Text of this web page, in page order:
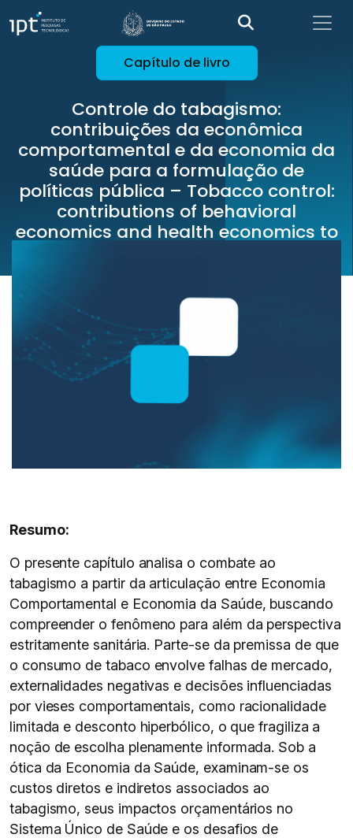
Capítulo de livro
Controle do tabagismo:
contribuições da econômica
comportamental e da economia da
saúde para a formulação de
políticas pública – Tobacco control:
contributions of behavioral
economics and health economics to
Resumo:
O presente capítulo analisa o combate ao
tabagismo a partir da articulação entre Economia
Comportamental e Economia da Saúde, buscando
compreender o fenômeno para além da perspectiva
estritamente sanitária. Parte-se da premissa de que
o consumo de tabaco envolve falhas de mercado,
externalidades negativas e decisões influenciadas
por vieses comportamentais, como racionalidade
limitada e desconto hiperbólico, o que fragiliza a
noção de escolha plenamente informada. Sob a
ótica da Economia da Saúde, examinam-se os
custos diretos e indiretos associados ao
tabagismo, seus impactos orçamentários no
Sistema Único de Saúde e os desafios de